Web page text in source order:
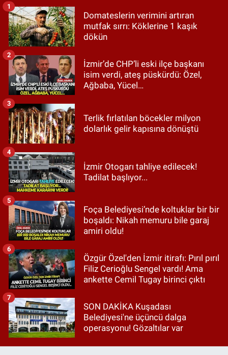
Domateslerin verimini artıran
mutfak sırrı: Köklerine 1 kaşık
dökün
1
İzmir’de CHP’li eski ilçe başkanı
isim verdi, ateş püskürdü: Özel,
Ağbaba, Yücel…
2
Terlik fırlatılan böcekler milyon
dolarlık gelir kapısına dönüştü
3
İzmir Otogarı tahliye edilecek!
Tadilat başlıyor...
4
Foça Belediyesi’nde koltuklar bir bir
boşaldı: Nikah memuru bile garaj
amiri oldu!
5
Özgür Özel'den İzmir itirafı: Pırıl pırıl
Filiz Cerioğlu Sengel vardı! Ama
ankette Cemil Tugay birinci çıktı
6
SON DAKİKA Kuşadası
Belediyesi'ne üçüncü dalga
operasyonu! Gözaltılar var
7